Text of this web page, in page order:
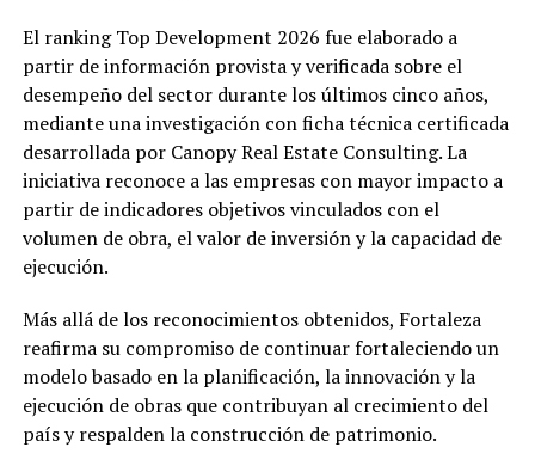
El ranking Top Development 2026 fue elaborado a
partir de información provista y verificada sobre el
desempeño del sector durante los últimos cinco años,
mediante una investigación con ficha técnica certificada
desarrollada por Canopy Real Estate Consulting. La
iniciativa reconoce a las empresas con mayor impacto a
partir de indicadores objetivos vinculados con el
volumen de obra, el valor de inversión y la capacidad de
ejecución.
Más allá de los reconocimientos obtenidos, Fortaleza
reafirma su compromiso de continuar fortaleciendo un
modelo basado en la planificación, la innovación y la
ejecución de obras que contribuyan al crecimiento del
país y respalden la construcción de patrimonio.